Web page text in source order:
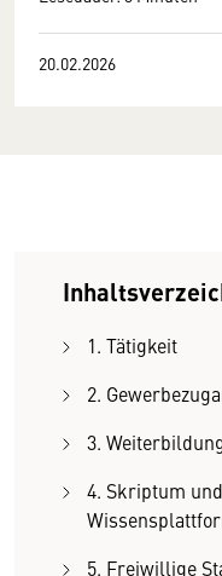
20.02.2026
1. Tätigkeit
2.
3.
4. Skriptum
5. Freiwillige